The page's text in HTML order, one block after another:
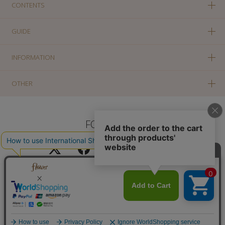
CONTENTS
GUIDE
INFORMATION
OTHER
FOLLOW US
PC版に切り替え
Copyright(c) SOLA OF TOKYO CO., LTD All Rights Reserved.